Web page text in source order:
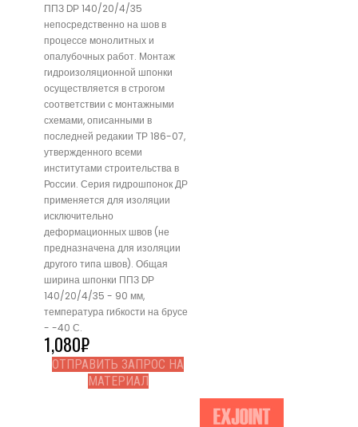
ППЗ DР 140/20/4/35
непосредственно на шов в
процессе монолитных и
опалубочных работ. Монтаж
гидроизоляционной шпонки
осуществляется в строгом
соответствии с монтажными
схемами, описанными в
последней редакии ТР 186-07,
утвержденного всеми
институтами строительства в
России. Серия гидрошпонок ДР
применяется для изоляции
исключительно
деформационных швов (не
предназначена для изоляции
другого типа швов). Общая
ширина шпонки ППЗ DР
140/20/4/35 - 90 мм,
температура гибкости на брусе
- -40 С.
1,080₽
ОТПРАВИТЬ ЗАПРОС НА
МАТЕРИАЛ